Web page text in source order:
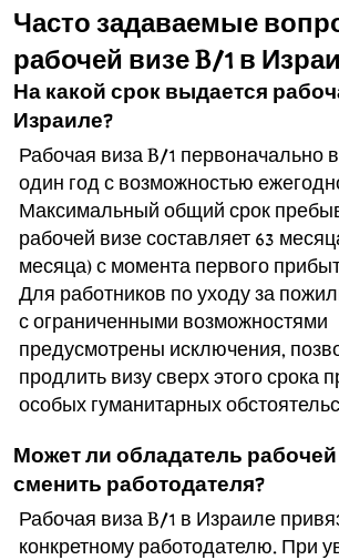
Часто задаваемые
рабочей визе B/1 в
На какой срок выдается
Израиле?
Рабочая виза B/1 первоначально
один год с возможностью
Максимальный общий срок
рабочей визе составляет 63
месяца) с момента первого
Для работников по уходу за
с ограниченными возможностями
предусмотрены исключения,
продлить визу сверх этого срока
особых гуманитарных
Может ли обладатель
сменить работодателя?
Рабочая виза B/1 в Израиле
конкретному работодателю. При